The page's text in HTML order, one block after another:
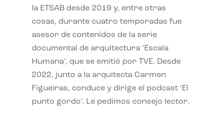
la ETSAB desde 2019 y, entre otras
cosas, durante cuatro temporadas fue
asesor de contenidos de la serie
documental de arquitectura ‘Escala
Humana’, que se emitió por TVE. Desde
2022, junto a la arquitecta Carmen
Figueiras, conduce y dirige el podcast ‘El
punto gordo’. Le pedimos consejo lector.